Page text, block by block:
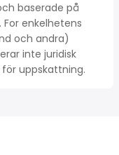
baserade på
For enkelhetens
och andra)
inte juridisk
uppskattning.